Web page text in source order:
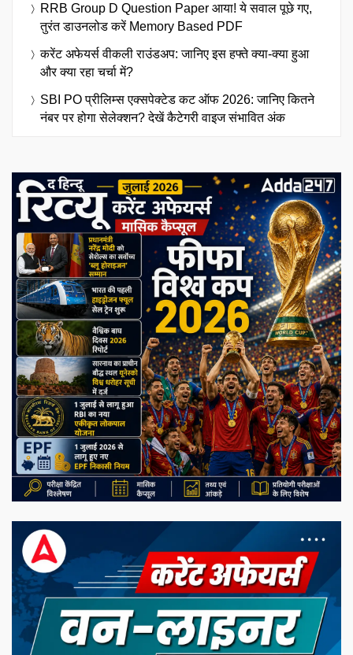
RRB Group D Question Paper आया! ये सवाल पूछे गए,
तुरंत डाउनलोड करें Memory Based PDF
करेंट अफेयर्स वीकली राउंडअप: जानिए इस हफ्ते क्या-क्या हुआ
और क्या रहा चर्चा में?
SBI PO प्रीलिम्स एक्सपेक्टेड कट ऑफ 2026: जानिए कितने
नंबर पर होगा सेलेक्शन? देखें कैटेगरी वाइज संभावित अंक